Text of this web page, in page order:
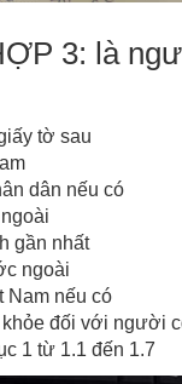
3: là
tờ sau
dân nếu có
gần nhất
ngoài
Nam nếu có
đối với người
1 từ 1.1 đến 1.7